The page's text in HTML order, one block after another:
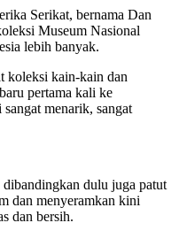
Serikat, bernama Dan
Museum Nasional
lebih banyak.
koleksi kain-kain dan
pertama kali ke
menarik, sangat
dulu juga patut
dan menyeramkan kini
dan bersih.